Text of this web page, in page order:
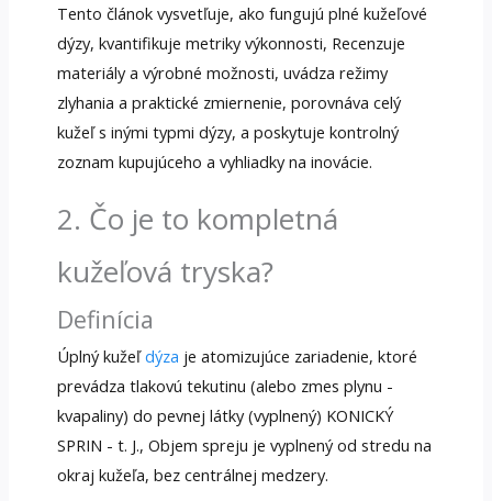
Tento článok vysvetľuje, ako fungujú plné kužeľové
dýzy, kvantifikuje metriky výkonnosti, Recenzuje
materiály a výrobné možnosti, uvádza režimy
zlyhania a praktické zmiernenie, porovnáva celý
kužeľ s inými typmi dýzy, a poskytuje kontrolný
zoznam kupujúceho a vyhliadky na inovácie.
2. Čo je to kompletná
kužeľová tryska?
Definícia
Úplný kužeľdýza je atomizujúce zariadenie, ktoré
prevádza tlakovú tekutinu (alebo zmes plynu -
kvapaliny) do pevnej látky (vyplnený) KONICKÝ
SPRIN - t. J., Objem spreju je vyplnený od stredu na
okraj kužeľa, bez centrálnej medzery.